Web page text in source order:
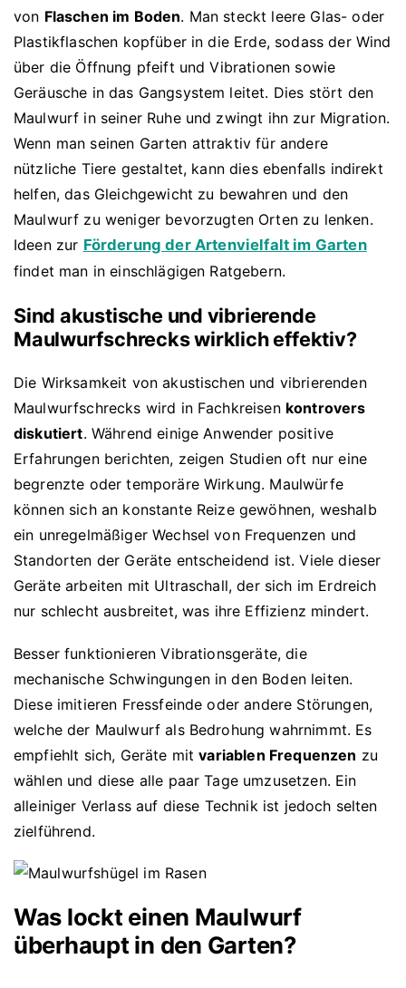
von Flaschen im Boden. Man steckt leere Glas- oder
Plastikflaschen kopfüber in die Erde, sodass der Wind
über die Öffnung pfeift und Vibrationen sowie
Geräusche in das Gangsystem leitet. Dies stört den
Maulwurf in seiner Ruhe und zwingt ihn zur Migration.
Wenn man seinen Garten attraktiv für andere
nützliche Tiere gestaltet, kann dies ebenfalls indirekt
helfen, das Gleichgewicht zu bewahren und den
Maulwurf zu weniger bevorzugten Orten zu lenken.
Ideen zur Förderung der Artenvielfalt im Garten
findet man in einschlägigen Ratgebern.
Sind akustische und vibrierende
Maulwurfschrecks wirklich effektiv?
Die Wirksamkeit von akustischen und vibrierenden
Maulwurfschrecks wird in Fachkreisen kontrovers
diskutiert. Während einige Anwender positive
Erfahrungen berichten, zeigen Studien oft nur eine
begrenzte oder temporäre Wirkung. Maulwürfe
können sich an konstante Reize gewöhnen, weshalb
ein unregelmäßiger Wechsel von Frequenzen und
Standorten der Geräte entscheidend ist. Viele dieser
Geräte arbeiten mit Ultraschall, der sich im Erdreich
nur schlecht ausbreitet, was ihre Effizienz mindert.
Besser funktionieren Vibrationsgeräte, die
mechanische Schwingungen in den Boden leiten.
Diese imitieren Fressfeinde oder andere Störungen,
welche der Maulwurf als Bedrohung wahrnimmt. Es
empfiehlt sich, Geräte mitvariablen Frequenzen zu
wählen und diese alle paar Tage umzusetzen. Ein
alleiniger Verlass auf diese Technik ist jedoch selten
zielführend.
Was lockt einen Maulwurf
überhaupt in den Garten?